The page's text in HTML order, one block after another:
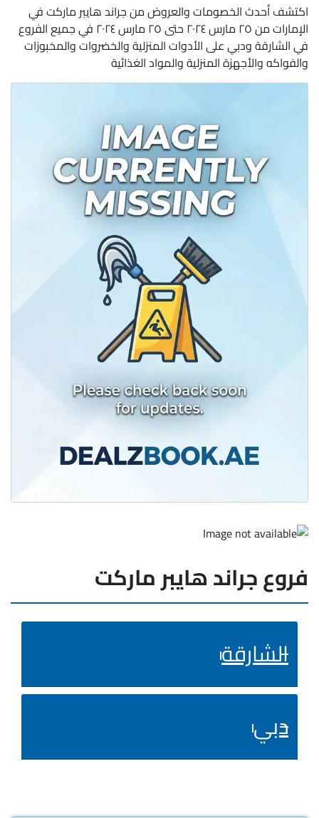
اكتشف أحدث الخصومات والعروض من جراند هايبر ماركت في
الإمارات من ٢٥ مارس ٢٠٢٤ حتى ٢٥ مارس ٢٠٢٤ في جميع الفروع
في الشارقة ودبي على الأدوات المنزلية والخضروات والمخبوزات
والفواكه والأجهزة المنزلية والمواد الغذائية
فروع جراند هايبر ماركت
الشارقة
دبي